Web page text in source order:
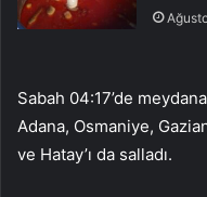
Sabah 04:17’de
Adana, Osmaniye,
ve Hatay’ı da salladı.